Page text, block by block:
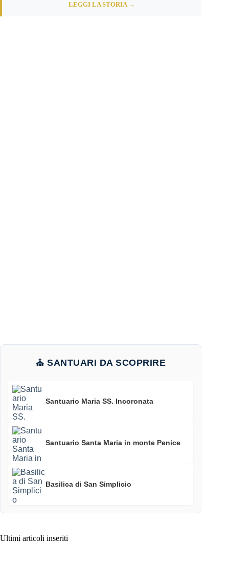
LEGGI LA STORIA →
⛪ SANTUARI DA SCOPRIRE
Santuario Maria SS. Incoronata
Santuario Santa Maria in monte Penice
Basilica di San Simplicio
Ultimi articoli inseriti